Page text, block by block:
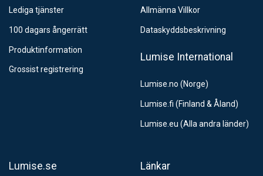
Lediga tjänster
100 dagars ångerrätt
Produktinformation
Grossist registrering
Allmänna Villkor
Dataskyddsbeskrivning
Lumise International
Lumise.no (Norge)
Lumise.fi (Finland & Åland)
Lumise.eu (Alla andra länder)
Lumise.se Länkar